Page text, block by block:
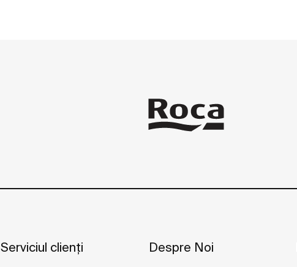
Serviciul clienți Despre Noi